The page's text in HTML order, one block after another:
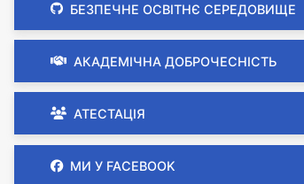
БЕЗПЕЧНЕ ОСВІТНЄ СЕРЕДОВИЩЕ
АКАДЕМІЧНА ДОБРОЧЕСНІСТЬ
АТЕСТАЦІЯ
МИ У FACEBOOK